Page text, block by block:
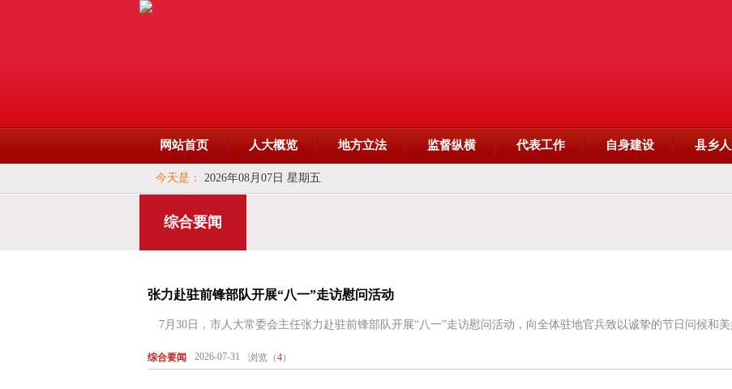
网站首页 人大概览 地方立法 监督纵横 代表工作 自身建设 县乡
今天是： 2026年08月07日 星期五
综合要闻
张力赴驻前锋部队开展“八一”走访慰问活动
7月30日，市人大常委会主任张力赴驻前锋部队开展“八一”走访慰问活动，向全体驻地官兵致以诚挚的节日问候和
综合要闻 2026-07-31 浏览（4）